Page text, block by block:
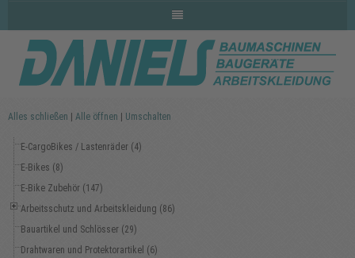
Alles schließen Alle öffnen Umschalten
E-CargoBikes / Lastenräder (4)
E-Bikes (8)
E-Bike Zubehör (147)
Arbeitsschutz und Arbeitskleidung (86)
Bauartikel und Schlösser (29)
Drahtwaren und Protektorartikel (6)